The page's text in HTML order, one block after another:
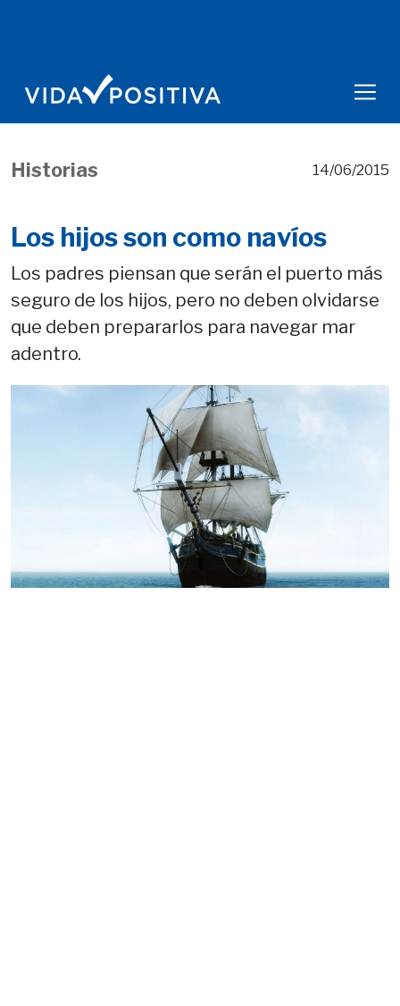
Historias 14/06/2015
Los hijos son como navíos
Los padres piensan que serán el puerto más
seguro de los hijos, pero no deben olvidarse
que deben prepararlos para navegar mar
adentro.